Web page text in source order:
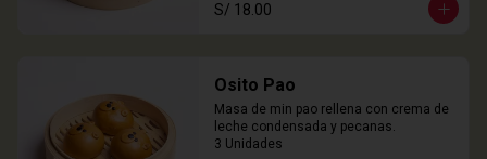
S/ 18.00
Osito Pao
Masa de min pao rellena con crema de
leche condensada y pecanas.
3 Unidades